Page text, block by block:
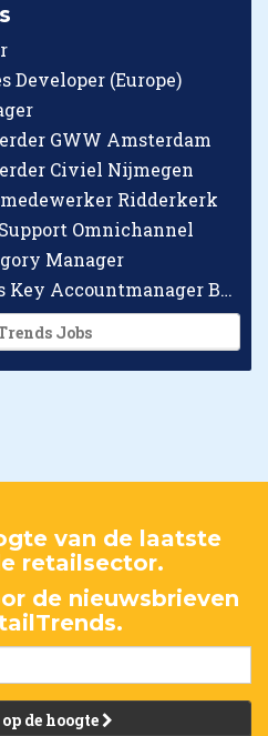
Developer (Europe)
GWW Amsterdam
Civiel Nijmegen
Ridderkerk
Omnichannel
Manager
Checkpoint Systems Key Accountmanager Benelux
Jobs
van de laatste
retailsector.
de nieuwsbrieven
de hoogte